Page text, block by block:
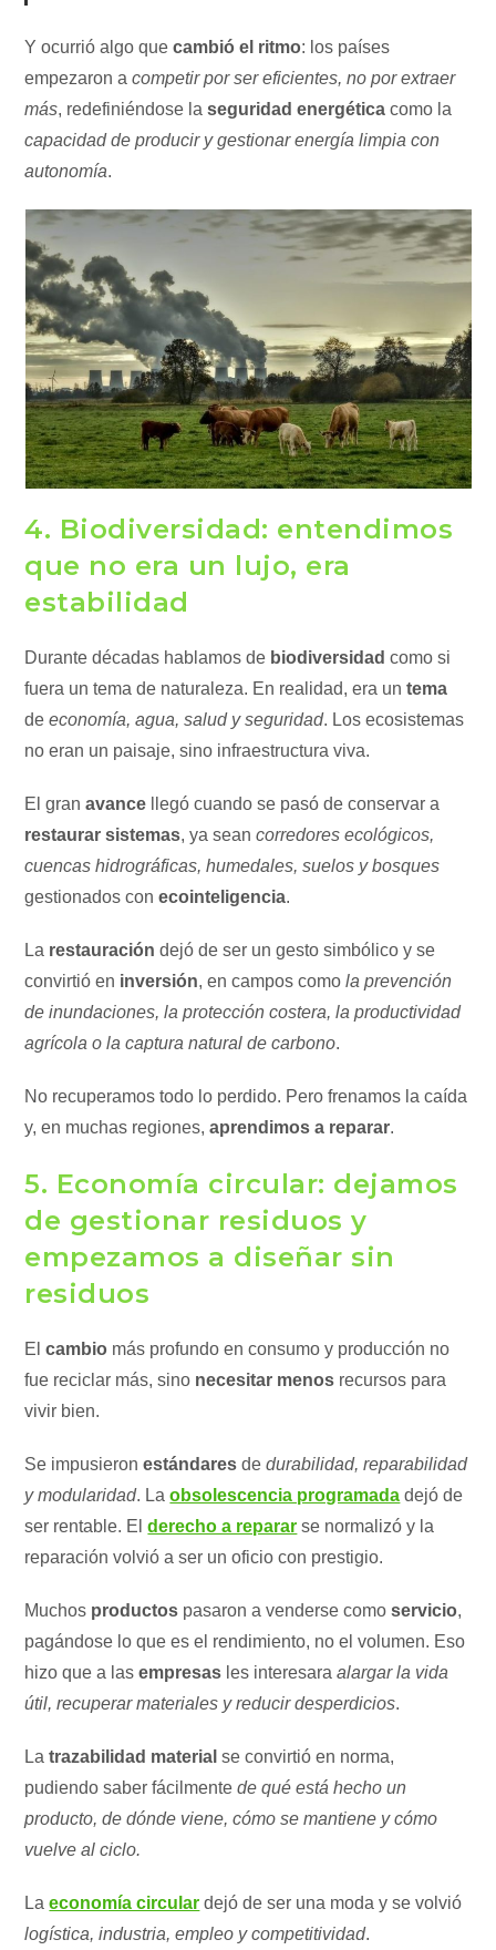
Y ocurrió algo quecambió el ritmo: los países
empezaron acompetir por ser eficientes, no por extraer
más, redefiniéndose laseguridad energética como la
capacidad de producir y gestionar energía limpia con
autonomía.
4. Biodiversidad: entendimos
que no era un lujo, era
estabilidad
Durante décadas hablamos de biodiversidad como si
fuera un tema de naturaleza. En realidad, era untema
deeconomía, agua, salud y seguridad. Los ecosistemas
no eran un paisaje, sino infraestructura viva.
El granavance llegó cuando se pasó de conservar a
restaurar sistemas, ya seancorredores ecológicos,
cuencas hidrográficas, humedales, suelos y bosques
gestionados conecointeligencia.
La restauración dejó de ser un gesto simbólico y se
convirtió en inversión, en campos comola prevención
de inundaciones, la protección costera, la productividad
agrícola o la captura natural de carbono.
No recuperamos todo lo perdido. Pero frenamos la caída
y, en muchas regiones,aprendimos a reparar.
5. Economía circular: dejamos
de gestionar residuos y
empezamos a diseñar sin
residuos
Elcambio más profundo en consumo y producción no
fue reciclar más, sino necesitar menos recursos para
vivir bien.
Se impusieronestándares dedurabilidad, reparabilidad
y modularidad. Laobsolescencia programada dejó de
ser rentable. Elderecho a reparar se normalizó y la
reparación volvió a ser un oficio con prestigio.
Muchos productos pasaron a venderse como servicio,
pagándose lo que es el rendimiento, no el volumen. Eso
hizo que a lasempresas les interesaraalargar la vida
útil, recuperar materiales y reducir desperdicios.
Latrazabilidad material se convirtió en norma,
pudiendo saber fácilmentede qué está hecho un
producto, de dónde viene, cómo se mantiene y cómo
vuelve al ciclo.
Laeconomía circular dejó de ser una moda y se volvió
logística, industria, empleo y competitividad.